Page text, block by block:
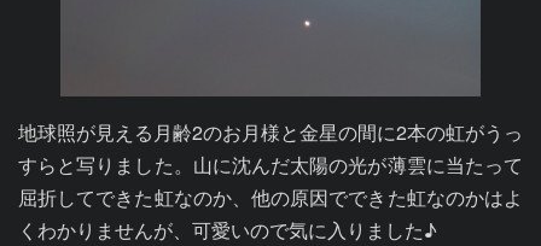
地球照が見える月齢2のお月様と金星の間に2本の虹がうっ
すらと写りました。山に沈んだ太陽の光が薄雲に当たって
屈折してできた虹なのか、他の原因でできた虹なのかはよ
くわかりませんが、可愛いので気に入りました♪